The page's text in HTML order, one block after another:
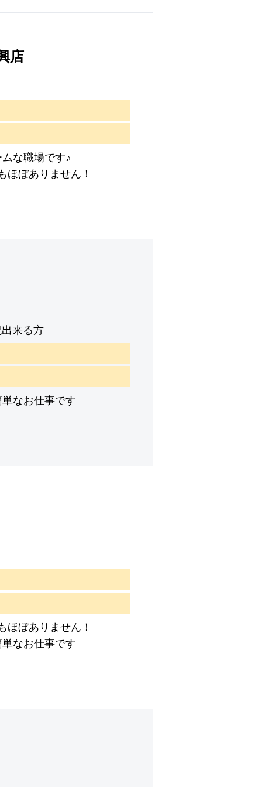
店
な職場です♪
ほぼありません！
来る方
なお仕事です
ほぼありません！
なお仕事です